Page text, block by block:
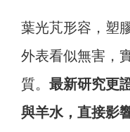
葉光芃形容，塑
外表看似無害，
質。 最新研究更
與羊水，直接影